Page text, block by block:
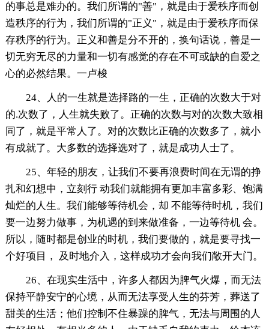
的事总是难办的。我们所谓的"善"，就是由于爱秩序而创
造秩序的行为，我们所谓的"正义"，就是由于爱秩序而保
存秩序的行为。正义和善是分不开的，换句话说，善是一
切无穷无尽的力量和一切有感觉的存在不可或缺的自爱之
心的必然结果。一卢梭
24、人的一生就是选择路的一生，正确的次数大于对
的.次数了，人生就失败了。正确的次数与对的次数大致相
同了，就是平常人了。对的次数比正确的次数多了，就小
有成就了。大多数的选择选对了，就是成功人士了。
25、年轻的朋友，让我们不要再浪费时间在无谓的挣
扎和幻想中，立刻行 动我们就能拥有更加丰富多彩、饱满
灿烂的人生。我们能够等待机会，却 不能等待时机，我们
要一边努力做事，为机遇的到来做准备，一边等待机 会。
所以，随时都是创业的时机，我们要做的，就是要寻找一
个好项目， 及时地介入，这样成功才会向我们敞开大门。
26、在现实生活中，许多人都因为脾气火爆，而无法
保持平静安宁的心境，从而无法享受人生的芬芳，葬送了
甜美的生活；他们控制不住暴躁的脾气，无法与周围的人